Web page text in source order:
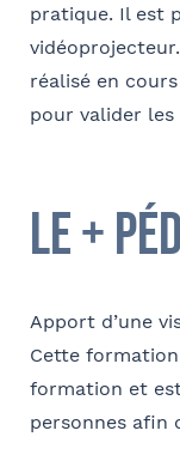
pratique. Il est
réalisé en
pour valider les
le +
Apport d’une
Cette
formation et
personnes afin
Coordonnées de
OPCO
Adresse
Prénom
J'autorise
du cabinet